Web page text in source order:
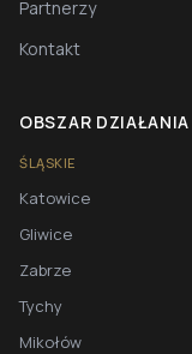
Partnerzy
Kontakt
OBSZAR DZIAŁANIA
ŚLĄSKIE
Katowice
Gliwice
Zabrze
Tychy
Mikołów